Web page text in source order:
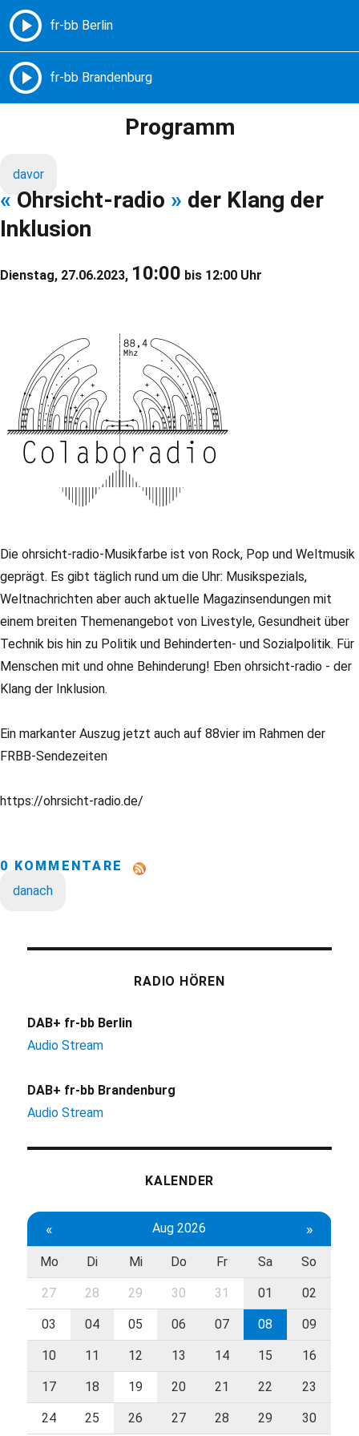
Freie Radios – Berlin Brandenburg
Programm
davor
« Ohrsicht-radio » der Klang der
Inklusion
Dienstag, 27.06.2023, 10:00 bis 12:00 Uhr
Die ohrsicht-radio-Musikfarbe ist von Rock, Pop und Weltmusik
geprägt. Es gibt täglich rund um die Uhr: Musikspezials,
Weltnachrichten aber auch aktuelle Magazinsendungen mit
einem breiten Themenangebot von Livestyle, Gesundheit über
Technik bis hin zu Politik und Behinderten- und Sozialpolitik. Für
Menschen mit und ohne Behinderung! Eben ohrsicht-radio - der
Klang der Inklusion.
Ein markanter Auszug jetzt auch auf 88vier im Rahmen der
FRBB-Sendezeiten
https://ohrsicht-radio.de/
0 KOMMENTARE
danach
RADIO HÖREN
DAB+ fr-bb Berlin
Audio Stream
DAB+ fr-bb Brandenburg
Audio Stream
KALENDER
« Aug 2026 »
Mo Di Mi Do Fr Sa So
27 28 29 30 31 01 02
03 04 05 06 07 08 09
10 11 12 13 14 15 16
17 18 19 20 21 22 23
24 25 26 27 28 29 30